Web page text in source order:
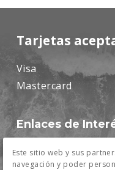
Tarjetas
Visa
Mastercard
Enlaces de
Aviso Legal
Este sitio web y sus
navegación y poder